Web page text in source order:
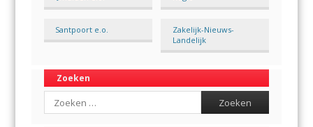
Santpoort e.o.
Zakelijk-Nieuws-
Landelijk
Zoeken
Search